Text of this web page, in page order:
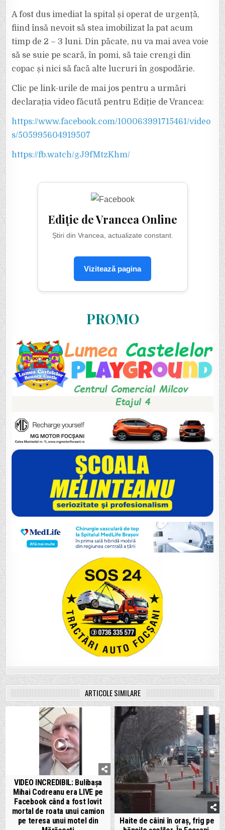
A fost dus imediat la spital și operat de urgență,
fiind însă nevoit să stea imobilizat la pat acum
timp de 2 – 3 luni. Din păcate, nu va mai avea voie
să se suie pe scară, în pomi, să taie crengi din
copac și nici să facă alte lucruri în gospodărie.
Clic pe link-urile de mai jos pentru a urmări
declarația video făcută pentru Ediție de Vrancea:
https://www.facebook.com/100063991715461/video
s/505995604919507
https://fb.watch/gJ9fMtzKhm/
Ediție de Vrancea Online
Știri din Vrancea, actualizate constant.
Vizitează pagina
PROMO
ARTICOLE SIMILARE
VIDEO INCREDIBIL: Bulibașa
Mihai Codreanu era LIVE pe
Facebook când a fost lovit
mortal de roata unui camion
pe teresa unui motel din
Haite de câini în oraș, frig pe